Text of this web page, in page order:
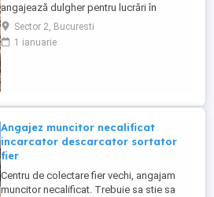
angajează dulgher pentru lucrări în
domeniul construcțiilor. Cerințe: *
Experiență în lucrări de dulgherie
constituie avantaj; * Seriozitate și
Sector 2, Bucuresti
1 ianuarie
Angajez muncitor necalificat
incarcator descarcator sortator
fier
Centru de colectare fier vechi, angajam
muncitor necalificat. Trebuie sa stie sa